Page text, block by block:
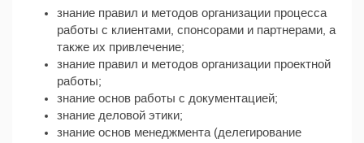
знание правил и методов организации процесса
работы с клиентами, спонсорами и партнерами, а
также их привлечение;
знание правил и методов организации проектной
работы;
знание основ работы с документацией;
знание деловой этики;
знание основ менеджмента (делегирование